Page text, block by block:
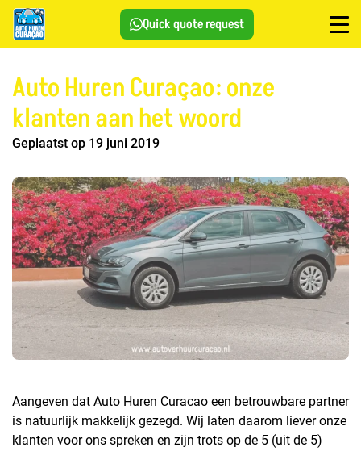
Quick quote request
Auto Huren Curaçao: onze
klanten aan het woord
Geplaatst op 19 juni 2019
Aangeven dat Auto Huren Curacao een betrouwbare partner
is natuurlijk makkelijk gezegd. Wij laten daarom liever onze
klanten voor ons spreken en zijn trots op de 5 (uit de 5)